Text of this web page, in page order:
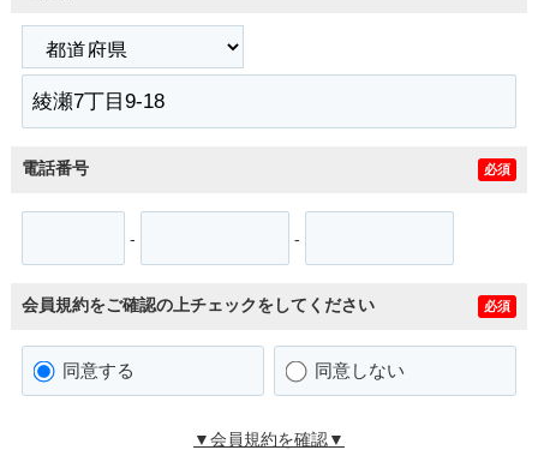
電話番号 必須
- -
会員規約をご確認の上チェックをしてください 必須
同意する 同意しない
▼会員規約を確認▼